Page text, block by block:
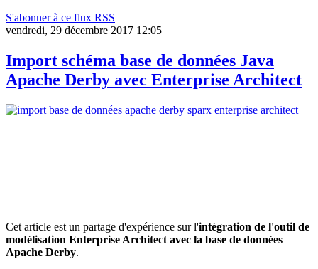
S'abonner à ce flux RSS
vendredi, 29 décembre 2017 12:05
Import schéma base de données Java
Apache Derby avec Enterprise Architect
Cet article est un partage d'expérience sur l'intégration de l'outil de
modélisation Enterprise Architect avec la base de données
Apache Derby.